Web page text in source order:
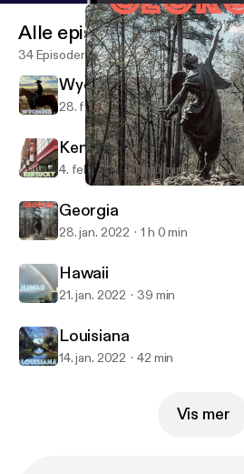
50 States of Mind
Alle episoder
34 Episoder
Wyoming
28. feb. 2022 54 min
Kentucky
4. feb. 2022 1 h 0 min
Georgia
28. jan. 2022 1 h 0 min
Hawaii
21. jan. 2022 39 min
Louisiana
14. jan. 2022 42 min
Vis mer